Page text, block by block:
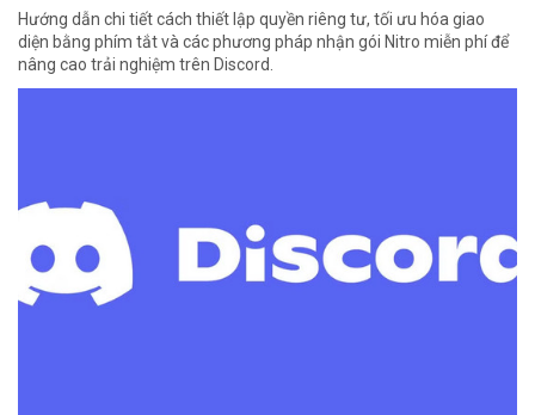
Hướng dẫn chi tiết cách thiết lập quyền riêng tư, tối ưu hóa giao
diện bằng phím tắt và các phương pháp nhận gói Nitro miễn phí để
nâng cao trải nghiệm trên Discord.